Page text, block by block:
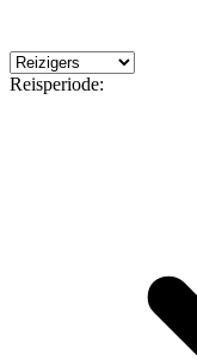
Reisperiode: